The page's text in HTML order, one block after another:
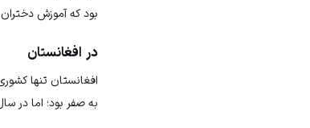
بود که آموزش
در افغانستان
به صفر بود؛ اما در سال ۲۰۱۸م، تعداد آنان به دو و نیم میلیون نفر رسید و از هر ده دانش‌آموز ابتدایی چهار دانش‌آموز